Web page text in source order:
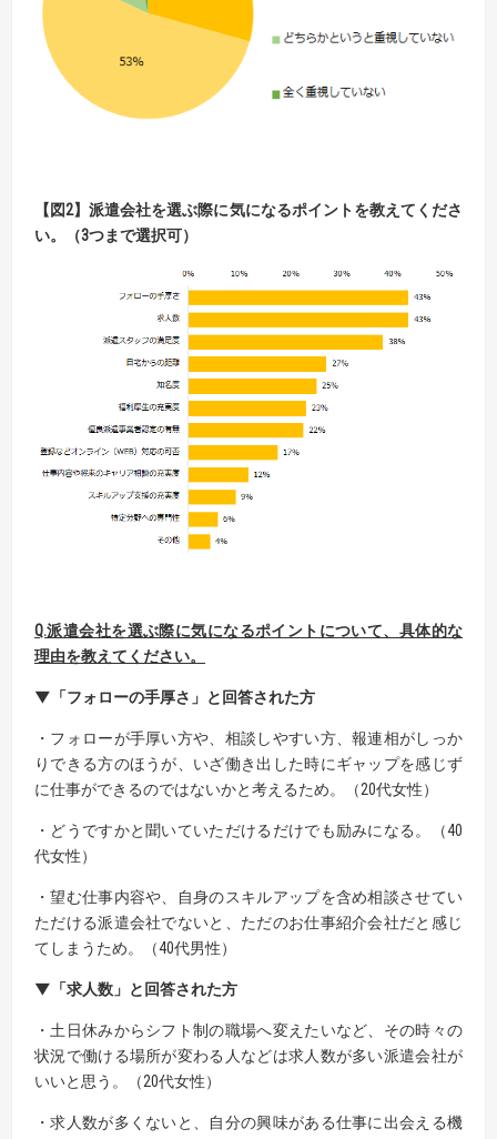
【 図2】派遣会社を選ぶ際に気になるポイントを教えてくださ
い。（3つまで選択可）
Q.派遣会社を選ぶ際に気になるポイントについて、具体的な
理由を教えてください。
▼「フォローの手厚さ」と回答された方
・フォローが手厚い方や、相談しやすい方、報連相がしっか
りできる方のほうが、いざ働き出した時にギャップを感じず
に仕事ができるのではないかと考えるため。（20代女性）
・どうですかと聞いていただけるだけでも励みになる。（40
代女性）
・望む仕事内容や、自身のスキルアップを含め相談させてい
ただける派遣会社でないと、ただのお仕事紹介会社だと感じ
てしまうため。（40代男性）
▼「求人数」と回答された方
・土日休みからシフト制の職場へ変えたいなど、その時々の
状況で働ける場所が変わる人などは求人数が多い派遣会社が
いいと思う。（20代女性）
・求人数が多くないと、自分の興味がある仕事に出会える機